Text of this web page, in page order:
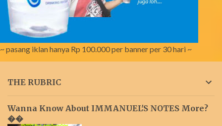
~ pasang iklan hanya Rp 100.000 per banner per 30 hari ~
THE RUBRIC
Wanna Know About IMMANUEL'S NOTES More?
��